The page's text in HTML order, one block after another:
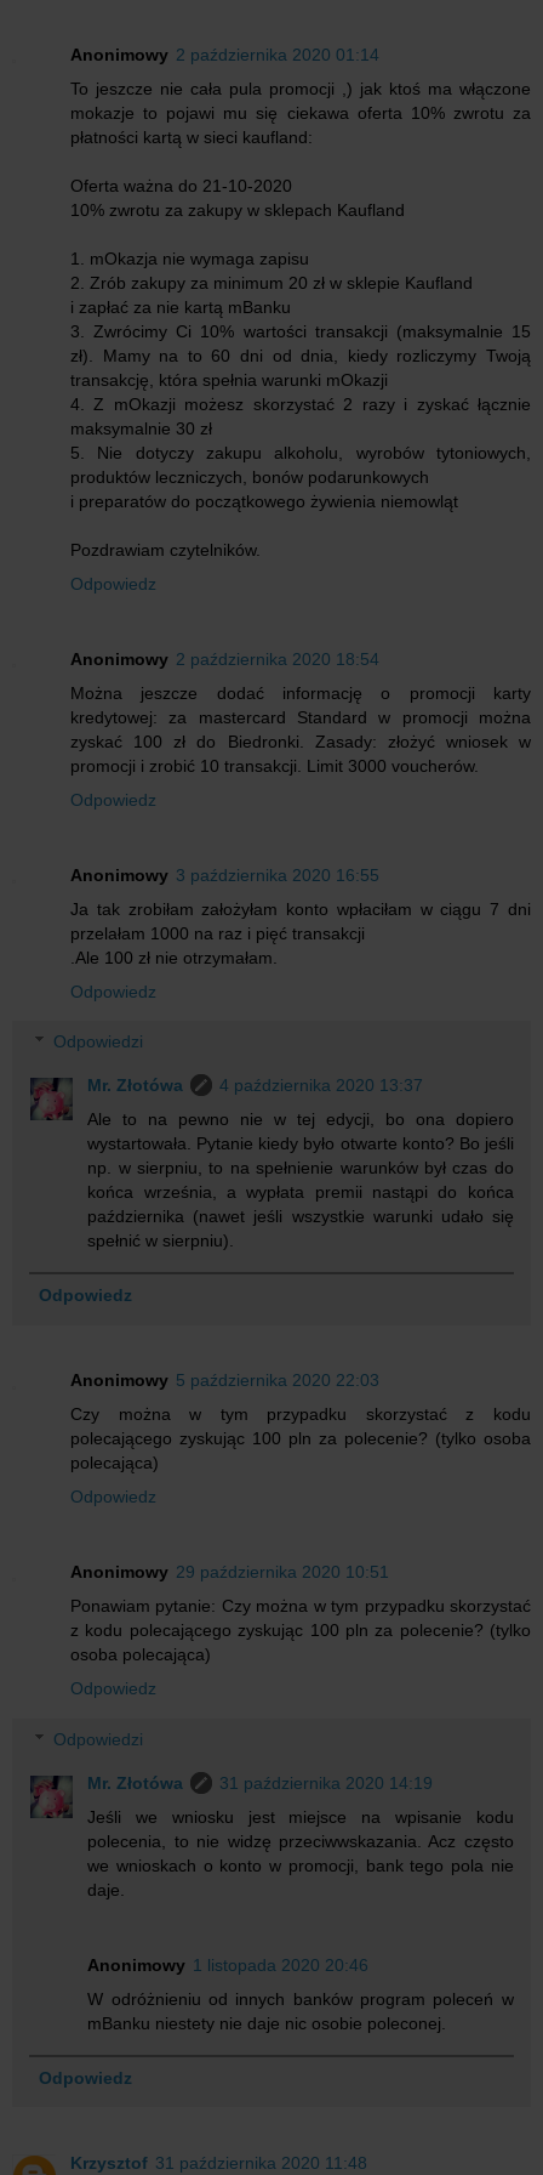
Anonimowy 2 października 2020 01:14
To jeszcze nie cała pula promocji ,) jak ktoś ma włączone
mokazje to pojawi mu się ciekawa oferta 10% zwrotu za
płatności kartą w sieci kaufland:
Oferta ważna do 21-10-2020
10% zwrotu za zakupy w sklepach Kaufland
1. mOkazja nie wymaga zapisu
2. Zrób zakupy za minimum 20 zł w sklepie Kaufland
i zapłać za nie kartą mBanku
3. Zwrócimy Ci 10% wartości transakcji (maksymalnie 15
zł). Mamy na to 60 dni od dnia, kiedy rozliczymy Twoją
transakcję, która spełnia warunki mOkazji
4. Z mOkazji możesz skorzystać 2 razy i zyskać łącznie
maksymalnie 30 zł
5. Nie dotyczy zakupu alkoholu, wyrobów tytoniowych,
produktów leczniczych, bonów podarunkowych
i preparatów do początkowego żywienia niemowląt
Pozdrawiam czytelników.
Odpowiedz
Anonimowy 2 października 2020 18:54
Można jeszcze dodać informację o promocji karty
kredytowej: za mastercard Standard w promocji można
zyskać 100 zł do Biedronki. Zasady: złożyć wniosek w
promocji i zrobić 10 transakcji. Limit 3000 voucherów.
Odpowiedz
Anonimowy 3 października 2020 16:55
Ja tak zrobiłam założyłam konto wpłaciłam w ciągu 7 dni
przelałam 1000 na raz i pięć transakcji
.Ale 100 zł nie otrzymałam.
Odpowiedz
Odpowiedzi
Mr. Złotówa
4 października 2020 13:37
Ale to na pewno nie w tej edycji, bo ona dopiero
wystartowała. Pytanie kiedy było otwarte konto? Bo jeśli
np. w sierpniu, to na spełnienie warunków był czas do
końca września, a wypłata premii nastąpi do końca
października (nawet jeśli wszystkie warunki udało się
spełnić w sierpniu).
Odpowiedz
Anonimowy 5 października 2020 22:03
Czy można w tym przypadku skorzystać z kodu
polecającego zyskując 100 pln za polecenie? (tylko osoba
polecająca)
Odpowiedz
Anonimowy 29 października 2020 10:51
Ponawiam pytanie: Czy można w tym przypadku skorzystać
z kodu polecającego zyskując 100 pln za polecenie? (tylko
osoba polecająca)
Odpowiedz
Odpowiedzi
Mr. Złotówa
31 października 2020 14:19
Jeśli we wniosku jest miejsce na wpisanie kodu
polecenia, to nie widzę przeciwwskazania. Acz często
we wnioskach o konto w promocji, bank tego pola nie
daje.
Anonimowy 1 listopada 2020 20:46
W odróżnieniu od innych banków program poleceń w
mBanku niestety nie daje nic osobie poleconej.
Odpowiedz
Krzysztof 31 października 2020 11:48